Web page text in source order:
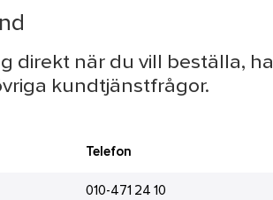
direkt när du vill beställa, ha
kundtjänstfrågor.
Telefon
010-471 24 10